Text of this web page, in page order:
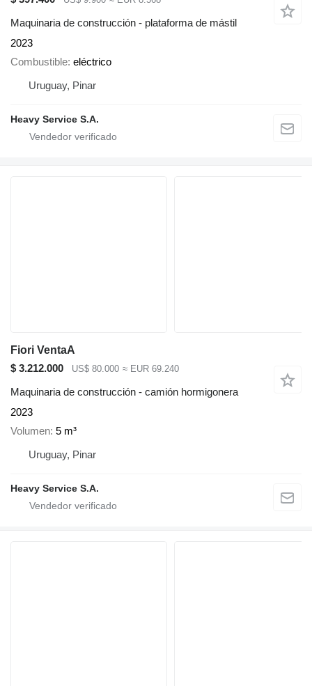
Maquinaria de construcción - plataforma de mástil
2023
Combustible eléctrico
Uruguay, Pinar
Heavy Service S.A.
Fiori VentaA
$ 3.212.000
US$ 80.000 ≈ EUR 69.240
Maquinaria de construcción - camión hormigonera
2023
Volumen 5 m³
Uruguay, Pinar
Heavy Service S.A.